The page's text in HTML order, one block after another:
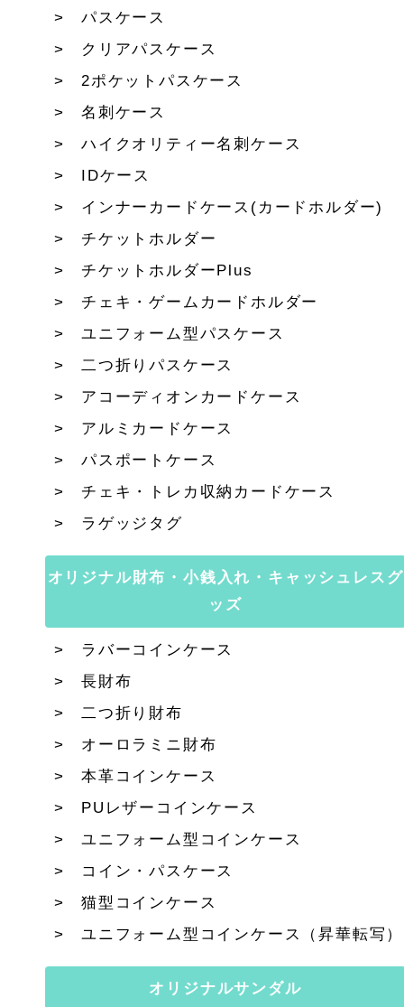
パスケース
クリアパスケース
2ポケットパスケース
名刺ケース
ハイクオリティー名刺ケース
IDケース
インナーカードケース(カードホルダー)
チケットホルダー
チケットホルダーPlus
チェキ・ゲームカードホルダー
ユニフォーム型パスケース
二つ折りパスケース
アコーディオンカードケース
アルミカードケース
パスポートケース
チェキ・トレカ収納カードケース
ラゲッジタグ
オリジナル財布・小銭入れ・キャッシュレスグ
ッズ
ラバーコインケース
長財布
二つ折り財布
オーロラミニ財布
本革コインケース
PUレザーコインケース
ユニフォーム型コインケース
コイン・パスケース
猫型コインケース
ユニフォーム型コインケース（昇華転写）
オリジナルサンダル